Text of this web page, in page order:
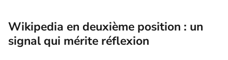
Wikipedia en deuxième position : un
signal qui mérite réflexion